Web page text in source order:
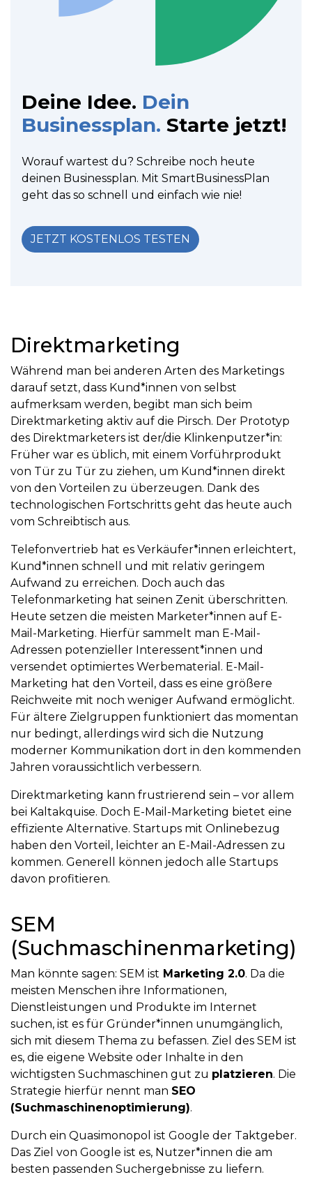
Deine Idee. Dein
Businessplan. Starte jetzt!
Worauf wartest du? Schreibe noch heute
deinen Businessplan. Mit SmartBusinessPlan
geht das so schnell und einfach wie nie!
JETZT KOSTENLOS TESTEN
Direktmarketing
Während man bei anderen Arten des Marketings
darauf setzt, dass Kund*innen von selbst
aufmerksam werden, begibt man sich beim
Direktmarketing aktiv auf die Pirsch. Der Prototyp
des Direktmarketers ist der/die Klinkenputzer*in:
Früher war es üblich, mit einem Vorführprodukt
von Tür zu Tür zu ziehen, um Kund*innen direkt
von den Vorteilen zu überzeugen. Dank des
technologischen Fortschritts geht das heute auch
vom Schreibtisch aus.
Telefonvertrieb hat es Verkäufer*innen erleichtert,
Kund*innen schnell und mit relativ geringem
Aufwand zu erreichen. Doch auch das
Telefonmarketing hat seinen Zenit überschritten.
Heute setzen die meisten Marketer*innen auf E-
Mail-Marketing. Hierfür sammelt man E-Mail-
Adressen potenzieller Interessent*innen und
versendet optimiertes Werbematerial. E-Mail-
Marketing hat den Vorteil, dass es eine größere
Reichweite mit noch weniger Aufwand ermöglicht.
Für ältere Zielgruppen funktioniert das momentan
nur bedingt, allerdings wird sich die Nutzung
moderner Kommunikation dort in den kommenden
Jahren voraussichtlich verbessern.
Direktmarketing kann frustrierend sein – vor allem
bei Kaltakquise. Doch E-Mail-Marketing bietet eine
effiziente Alternative. Startups mit Onlinebezug
haben den Vorteil, leichter an E-Mail-Adressen zu
kommen. Generell können jedoch alle Startups
davon profitieren.
SEM
(Suchmaschinenmarketing)
Man könnte sagen: SEM ist Marketing 2.0. Da die
meisten Menschen ihre Informationen,
Dienstleistungen und Produkte im Internet
suchen, ist es für Gründer*innen unumgänglich,
sich mit diesem Thema zu befassen. Ziel des SEM ist
es, die eigene Website oder Inhalte in den
wichtigsten Suchmaschinen gut zu platzieren. Die
Strategie hierfür nennt man SEO
(Suchmaschinenoptimierung).
Durch ein Quasimonopol ist Google der Taktgeber.
Das Ziel von Google ist es, Nutzer*innen die am
besten passenden Suchergebnisse zu liefern.